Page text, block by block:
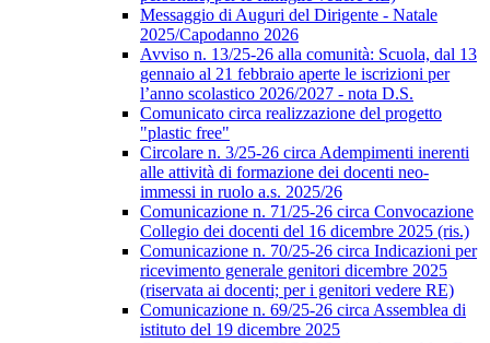
Messaggio di Auguri del Dirigente - Natale
2025/Capodanno 2026
Avviso n. 13/25-26 alla comunità: Scuola, dal 13
gennaio al 21 febbraio aperte le iscrizioni per
l’anno scolastico 2026/2027 - nota D.S.
Comunicato circa realizzazione del progetto
"plastic free"
Circolare n. 3/25-26 circa Adempimenti inerenti
alle attività di formazione dei docenti neo-
immessi in ruolo a.s. 2025/26
Comunicazione n. 71/25-26 circa Convocazione
Collegio dei docenti del 16 dicembre 2025 (ris.)
Comunicazione n. 70/25-26 circa Indicazioni per
ricevimento generale genitori dicembre 2025
(riservata ai docenti; per i genitori vedere RE)
Comunicazione n. 69/25-26 circa Assemblea di
istituto del 19 dicembre 2025